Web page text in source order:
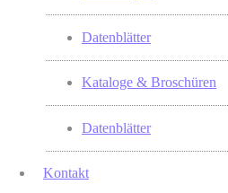
Datenblätter
Kataloge & Broschüren
Datenblätter
Kontakt